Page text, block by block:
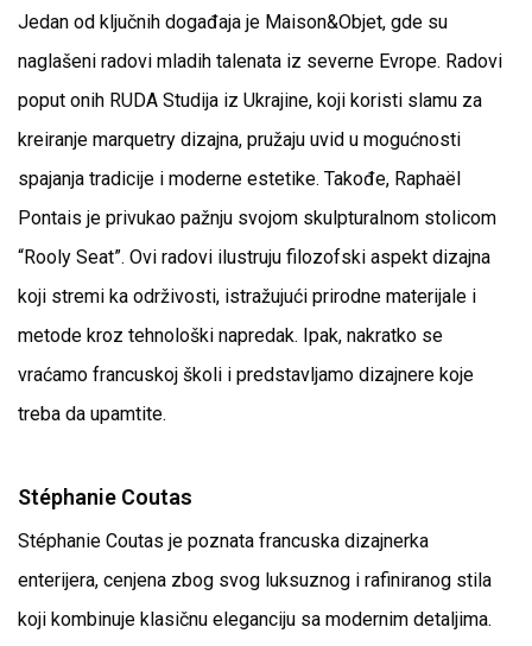
Jedan od ključnih događaja je Maison&Objet, gde su
naglašeni radovi mladih talenata iz severne Evrope. Radovi
poput onih RUDA Studija iz Ukrajine, koji koristi slamu za
kreiranje marquetry dizajna, pružaju uvid u mogućnosti
spajanja tradicije i moderne estetike. Takođe, Raphaël
Pontais je privukao pažnju svojom skulpturalnom stolicom
“Rooly Seat”. Ovi radovi ilustruju filozofski aspekt dizajna
koji stremi ka održivosti, istražujući prirodne materijale i
metode kroz tehnološki napredak. Ipak, nakratko se
vraćamo francuskoj školi i predstavljamo dizajnere koje
treba da upamtite.
Stéphanie Coutas
Stéphanie Coutas je poznata francuska dizajnerka
enterijera, cenjena zbog svog luksuznog i rafiniranog stila
koji kombinuje klasičnu eleganciju sa modernim detaljima.